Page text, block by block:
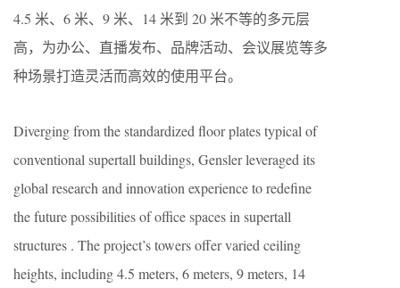
4.5 米、6 米、9 米、14 米到 20 米不等的多元层
高，为办公、直播发布、品牌活动、会议展览等多
种场景打造灵活而高效的使用平台。
Diverging from the standardized floor plates typical of
conventional supertall buildings, Gensler leveraged its
global research and innovation experience to redefine
the future possibilities of office spaces in supertall
structures . The project’s towers offer varied ceiling
heights, including 4.5 meters, 6 meters, 9 meters, 14